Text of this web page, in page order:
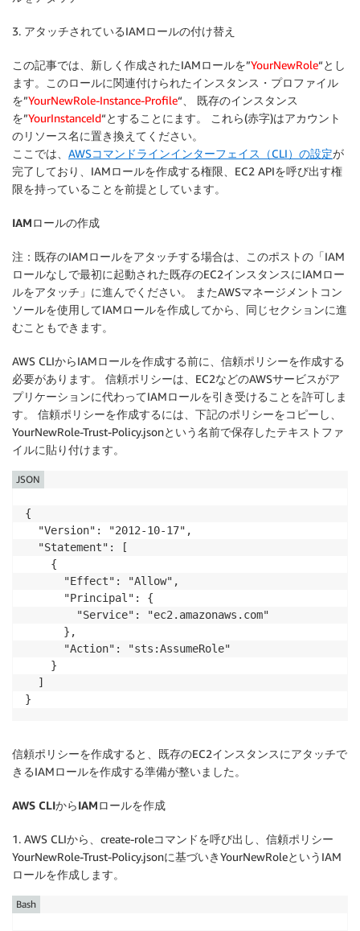
3. アタッチされているIAMロールの付け替え
この記事では、新しく作成されたIAMロールを”YourNewRole“とし
ます。このロールに関連付けられたインスタンス・プロファイル
を”YourNewRole-Instance-Profile“、 既存のインスタンス
を”YourInstanceId“とすることにます。 これら(赤字)はアカウント
のリソース名に置き換えてください。
ここでは、 AWSコマンドラインインターフェイス（CLI）の設定が
完了しており、IAMロールを作成する権限、EC2 APIを呼び出す権
限を持っていることを前提としています。
IAMロールの作成
注：既存のIAMロールをアタッチする場合は、このポストの「IAM
ロールなしで最初に起動された既存のEC2インスタンスにIAMロー
ルをアタッチ」に進んでください。 またAWSマネージメントコン
ソールを使用してIAMロールを作成してから、同じセクションに進
むこともできます。
AWS CLIからIAMロールを作成する前に、信頼ポリシーを作成する
必要があります。 信頼ポリシーは、EC2などのAWSサービスがア
プリケーションに代わってIAMロールを引き受けることを許可しま
す。 信頼ポリシーを作成するには、下記のポリシーをコピーし、
YourNewRole-Trust-Policy.jsonという名前で保存したテキストファ
イルに貼り付けます。
{
  "Version": "2012-10-17",
  "Statement": [
    {
      "Effect": "Allow",
      "Principal": {
        "Service": "ec2.amazonaws.com"
      },
      "Action": "sts:AssumeRole"
    }
  ]
JSON
信頼ポリシーを作成すると、既存のEC2インスタンスにアタッチで
きるIAMロールを作成する準備が整いました。
AWS CLIからIAMロールを作成
1. AWS CLIから、create-roleコマンドを呼び出し、信頼ポリシー
YourNewRole-Trust-Policy.jsonに基づいきYourNewRoleというIAM
ロールを作成します。
Bash